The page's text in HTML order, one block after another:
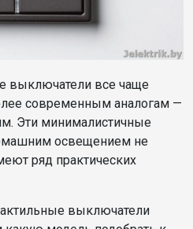
выключатели все чаще
современным аналогам —
Эти минималистичные
освещением не
ряд практических
выключатели